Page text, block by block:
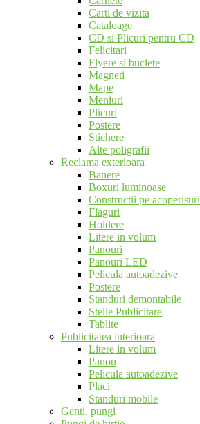
Carti de vizita
Cataloage
CD si Plicuri pentru CD
Felicitari
Flyere si buclete
Magneti
Mape
Meniuri
Plicuri
Postere
Stichere
Alte poligrafii
Reclama exterioara
Banere
Boxuri luminoase
Constructii pe acoperisuri
Flaguri
Holdere
Litere in volum
Panouri
Panouri LED
Pelicula autoadezive
Postere
Standuri demontabile
Stelle Publicitare
Tablite
Publicitatea interioara
Litere in volum
Panou
Pelicula autoadezive
Placi
Standuri mobile
Genti, pungi